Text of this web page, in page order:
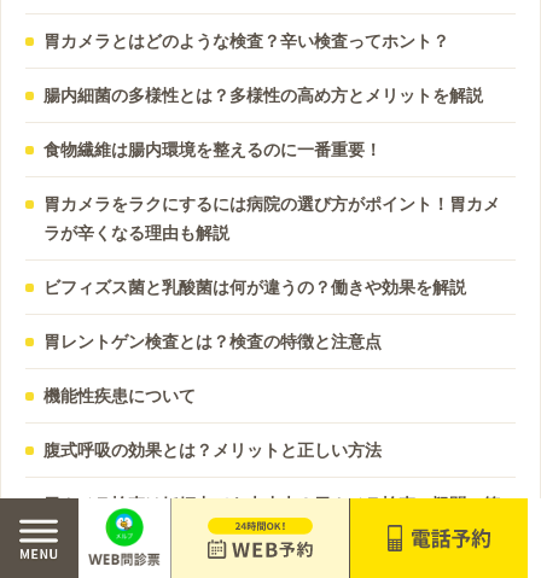
胃カメラとはどのような検査？辛い検査ってホント？
腸内細菌の多様性とは？多様性の高め方とメリットを解説
食物繊維は腸内環境を整えるのに一番重要！
胃カメラをラクにするには病院の選び方がポイント！胃カメ
ラが辛くなる理由も解説
ビフィズス菌と乳酸菌は何が違うの？働きや効果を解説
胃レントゲン検査とは？検査の特徴と注意点
機能性疾患について
腹式呼吸の効果とは？メリットと正しい方法
胃カメラ検査は妊娠中でも大丈夫？胃カメラ検査の疑問に答
えます